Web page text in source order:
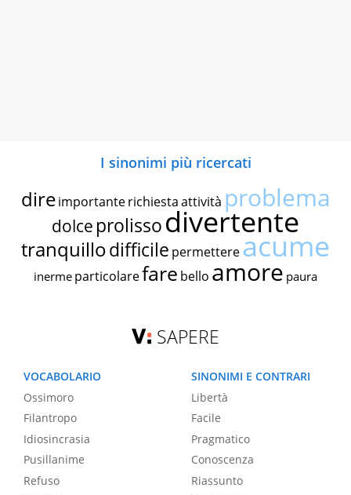
I sinonimi più ricercati
dire importante richiestaattività problema
dolce prolissodivertente
tranquillodifficile permettereacume
inerme particolarefare bello amore paura
SAPERE
VOCABOLARIO
Ossimoro
Filantropo
Idiosincrasia
Pusillanime
Refuso
SINONIMI E CONTRARI
Libertà
Facile
Pragmatico
Conoscenza
Riassunto